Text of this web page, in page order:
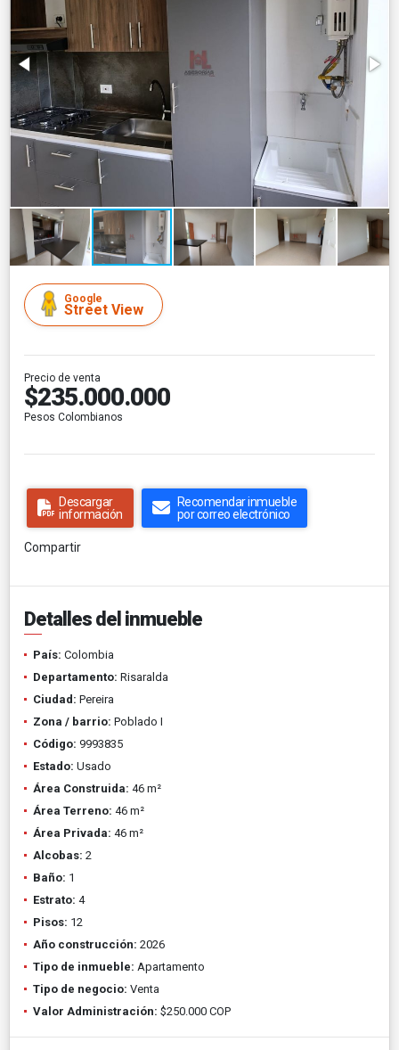
Google
Street View
Precio de venta
$235.000.000
Pesos Colombianos
Descargar
información
Recomendar inmueble
por correo electrónico
Compartir
Detalles del inmueble
País: Colombia
Departamento: Risaralda
Ciudad: Pereira
Zona / barrio: Poblado I
Código: 9993835
Estado: Usado
Área Construida: 46 m²
Área Terreno: 46 m²
Área Privada: 46 m²
Alcobas: 2
Baño: 1
Estrato: 4
Pisos: 12
Año construcción: 2026
Tipo de inmueble: Apartamento
Tipo de negocio: Venta
Valor Administración: $250.000 COP